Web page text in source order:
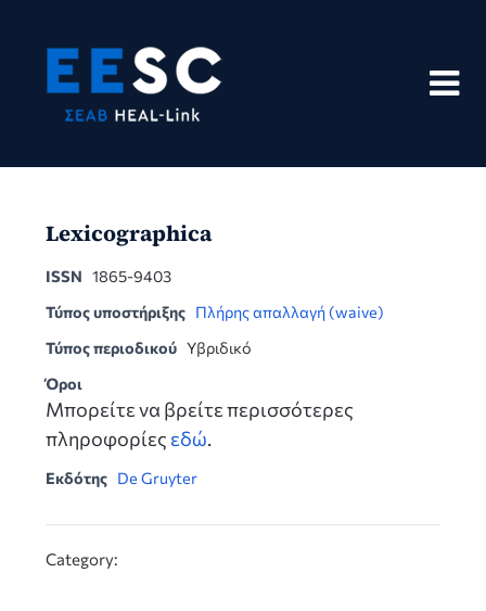
content
Lexicographica
ISSN 1865-9403
Τύπος υποστήριξης Πλήρης απαλλαγή (waive)
Τύπος περιοδικού Υβριδικό
Όροι
Μπορείτε να βρείτε περισσότερες
πληροφορίες εδώ.
Εκδότης De Gruyter
Category: